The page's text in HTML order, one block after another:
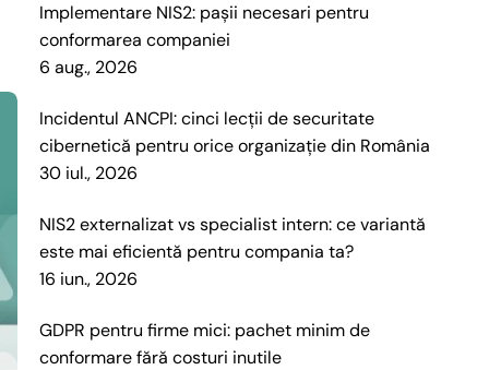
Implementare NIS2: pașii necesari pentru
conformarea companiei
6 aug., 2026
Incidentul ANCPI: cinci lecții de securitate
cibernetică pentru orice organizație din România
30 iul., 2026
NIS2 externalizat vs specialist intern: ce variantă
este mai eficientă pentru compania ta?
16 iun., 2026
GDPR pentru firme mici: pachet minim de
conformare fără costuri inutile